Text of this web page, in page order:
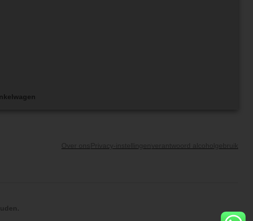
Over ons Privacy-instellingen verantwoord alcoholgebruik